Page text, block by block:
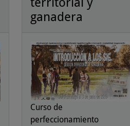
ganadera
Curso de
perfeccionamiento